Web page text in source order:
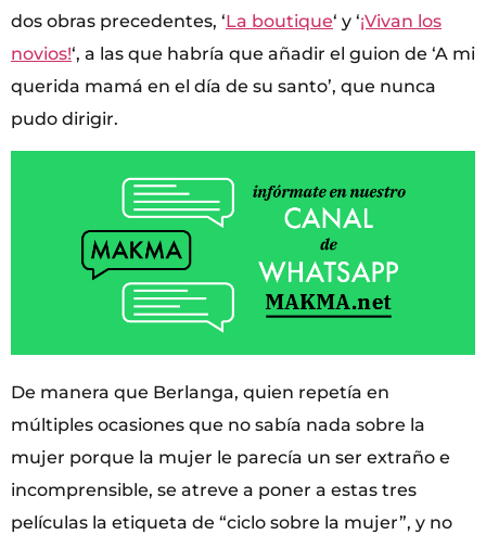
dos obras precedentes, ‘La boutique‘ y ‘¡Vivan los
novios!‘, a las que habría que añadir el guion de ‘A mi
querida mamá en el día de su santo’, que nunca
pudo dirigir.
De manera que Berlanga, quien repetía en
múltiples ocasiones que no sabía nada sobre la
mujer porque la mujer le parecía un ser extraño e
incomprensible, se atreve a poner a estas tres
películas la etiqueta de “ciclo sobre la mujer”, y no